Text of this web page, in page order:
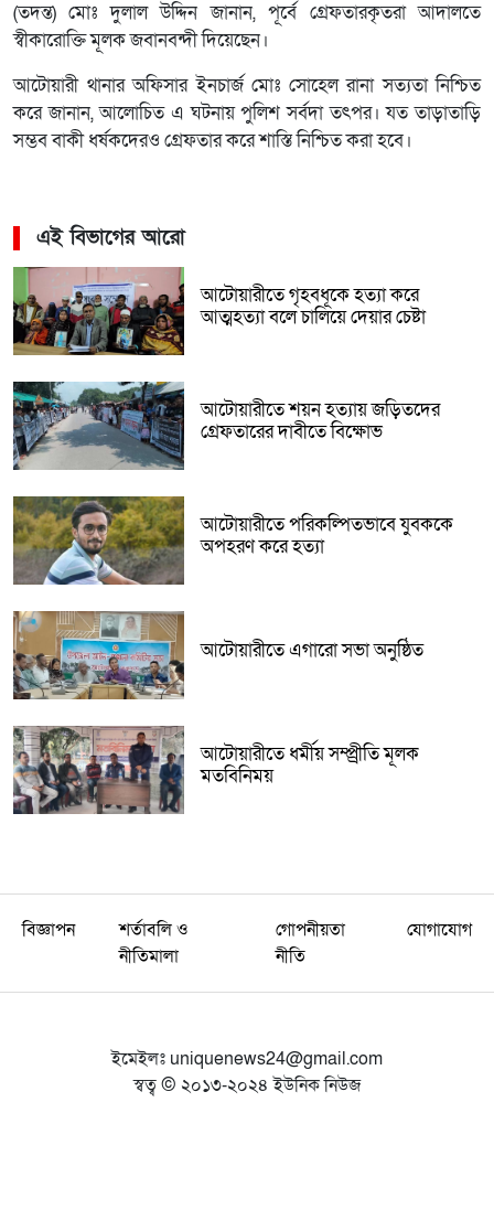
(তদন্ত) মোঃ দুলাল উদ্দিন জানান, পূর্বে গ্রেফতারকৃতরা আদালতে
স্বীকারোক্তি মূলক জবানবন্দী দিয়েছেন।
আটোয়ারী থানার অফিসার ইনচার্জ মোঃ সোহেল রানা সত্যতা নিশ্চিত
করে জানান, আলোচিত এ ঘটনায় পুলিশ সর্বদা তৎপর। যত তাড়াতাড়ি
সম্ভব বাকী ধর্ষকদেরও গ্রেফতার করে শাস্তি নিশ্চিত করা হবে।
এই বিভাগের আরো
আটোয়ারীতে গৃহবধূকে হত্যা করে
আত্মহত্যা বলে চালিয়ে দেয়ার চেষ্টা
আটোয়ারীতে শয়ন হত্যায় জড়িতদের
গ্রেফতারের দাবীতে বিক্ষোভ
আটোয়ারীতে পরিকল্পিতভাবে যুবককে
অপহরণ করে হত্যা
আটোয়ারীতে এগারো সভা অনুষ্ঠিত
আটোয়ারীতে ধর্মীয় সম্প্র্রীতি মূলক
মতবিনিময়
বিজ্ঞাপন
শর্তাবলি ও
নীতিমালা
গোপনীয়তা
নীতি
যোগাযোগ
ইমেইলঃ uniquenews24@gmail.com
স্বত্ব © ২০১৩-২০২৪ ইউনিক নিউজ